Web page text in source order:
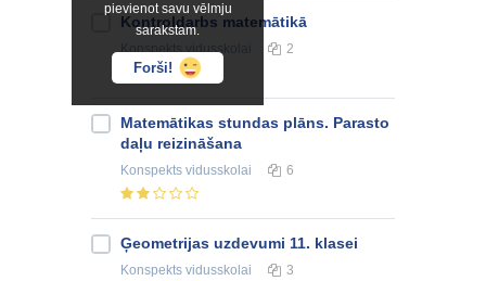
pievienot savu vēlmju
sarakstam.
Forši!
Kontroldarbs matemātikā
Konspektsvidusskolai 2
Matemātikas stundas plāns. Parasto
daļu reizināšana
Konspekts vidusskolai 6
Ģeometrijas uzdevumi 11. klasei
Konspekts vidusskolai 3